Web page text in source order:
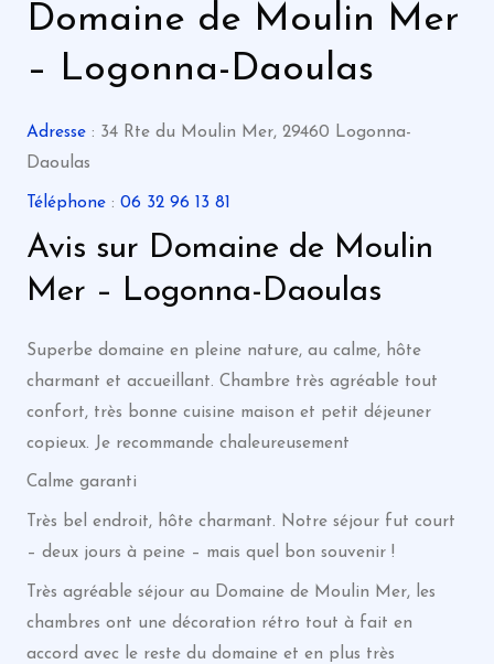
Domaine de Moulin Mer
– Logonna-Daoulas
Adresse: 34 Rte du Moulin Mer, 29460 Logonna-
Daoulas
Téléphone: 06 32 96 13 81
Avis sur Domaine de Moulin
Mer – Logonna-Daoulas
Superbe domaine en pleine nature, au calme, hôte
charmant et accueillant. Chambre très agréable tout
confort, très bonne cuisine maison et petit déjeuner
copieux. Je recommande chaleureusement
Calme garanti
Très bel endroit, hôte charmant. Notre séjour fut court
– deux jours à peine – mais quel bon souvenir !
Très agréable séjour au Domaine de Moulin Mer, les
chambres ont une décoration rétro tout à fait en
accord avec le reste du domaine et en plus très